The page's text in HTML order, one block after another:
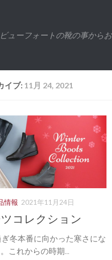
ビューフォートの靴の事から
イブ: 11月 24, 2021
情報 2021年11月24日
コレクション
冬本番に向かった寒さにな
これからの時期...